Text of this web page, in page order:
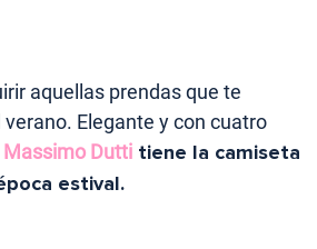
aquellas prendas que te
Elegante y con cuatro
Massimo Dutti tiene la camiseta
estival.